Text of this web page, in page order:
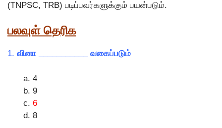
(TNPSC, TRB) படிப்பவர்களுக்கும் பயன்படும்.
பலவுள் தெரிக
1. வினா ___________ வகைப்படும்
4
9
6
8